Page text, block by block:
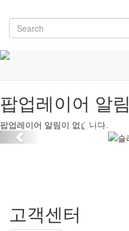
팝업레이어 알림
팝업레이어 알림이 없습니다.
Previous
고객센터